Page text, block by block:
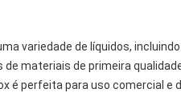
variedade de líquidos,
materiais de primeira
é perfeita para uso comercial e